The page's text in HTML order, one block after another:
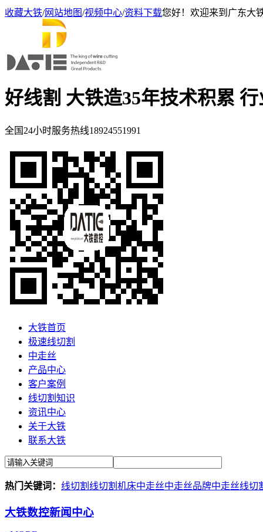
收藏大铁/网站地图/视频中心/资料下载您好！欢迎来到广东大
好线割 大铁造35年技术积累
全国24小时服务热线18924551991
大铁首页
极速线切割
中走丝
产品中心
客户案例
线切割知识
资讯中心
关于大铁
联系大铁
热门关键词： 线切割 线切割机床中走丝中走丝品牌中走丝线切
大铁数控新闻中心